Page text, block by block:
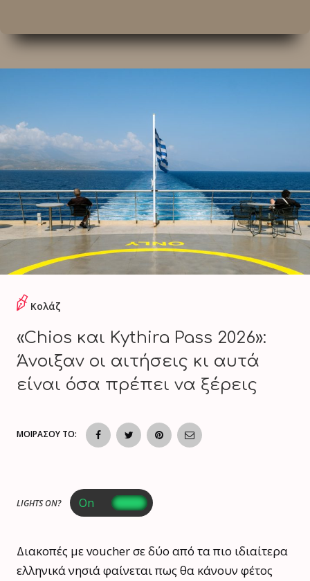
Κολάζ
«Chios και Kythira Pass 2026»:
Άνοιξαν οι αιτήσεις κι αυτά
είναι όσα πρέπει να ξέρεις
ΜΟΙΡΑΣΟΥ ΤΟ:
LIGHTS ON?
Διακοπές με voucher σε δύο από τα πιο ιδιαίτερα
ελληνικά νησιά φαίνεται πως θα κάνουν φέτος